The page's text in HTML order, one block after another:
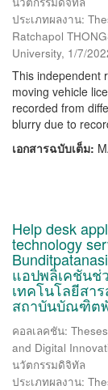
ประเภทผลงาน:
Ratchapol
University, 1/7/
This independent
moving vehicle
recorded from
blurry due to
เอกสารฉบับเต็ม:
Help desk
technology
แอปพลิเคชันช่
เทคโนโลยีสา
สถาบันบัณฑิต
คอลเลคชัน:
and Digital
นวัตกรรมดิจิทัล
ประเภทผลงาน: